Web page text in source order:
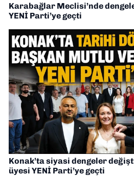
Karabağlar Meclisi’nde
YENİ Parti’ye geçti
Konak’ta siyasi dengeler
üyesi YENİ Parti’ye geçti